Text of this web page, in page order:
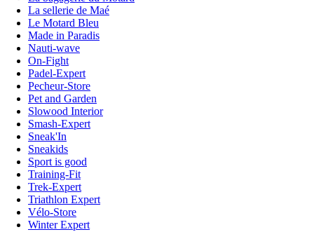
La sellerie de Maé
Le Motard Bleu
Made in Paradis
Nauti-wave
On-Fight
Padel-Expert
Pecheur-Store
Pet and Garden
Slowood Interior
Smash-Expert
Sneak'In
Sneakids
Sport is good
Training-Fit
Trek-Expert
Triathlon Expert
Vélo-Store
Winter Expert